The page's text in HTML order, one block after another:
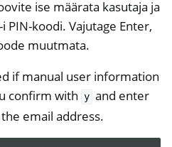
ise määrata kasutaja ja
PIN-koodi. Vajutage Enter,
muutmata.
if manual user information
confirm with y and enter
email address.